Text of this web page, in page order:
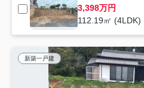
3,398万円
112.19㎡ (4LDK)
新築一戸建